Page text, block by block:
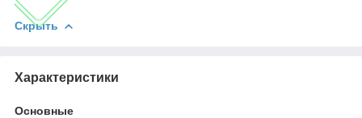
Скрыть
Характеристики
Основные